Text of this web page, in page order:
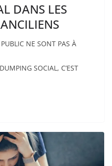
DANS LES
NE SONT PAS À
SOCIAL, C’EST